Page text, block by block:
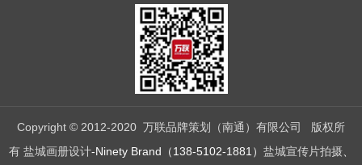
Copyright © 2012-2020 万联品牌策划（南通）有限公司 版权所
有 盐城画册设计-Ninety Brand（138-5102-1881） 盐城宣传片拍摄、